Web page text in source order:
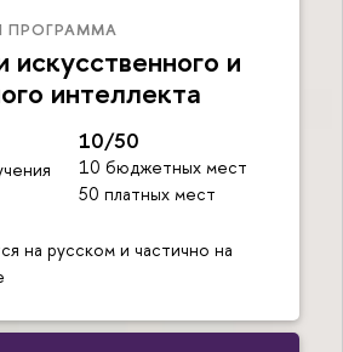
ПРОГРАММА
искусственного и
интеллекта
10/50
10 бюджетных мест
50 платных мест
на русском и частично на